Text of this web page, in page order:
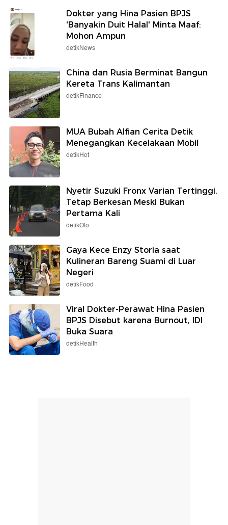
Dokter yang Hina Pasien BPJS
'Banyakin Duit Halal' Minta Maaf:
Mohon Ampun
detikNews
China dan Rusia Berminat Bangun
Kereta Trans Kalimantan
detikFinance
MUA Bubah Alfian Cerita Detik
Menegangkan Kecelakaan Mobil
detikHot
Nyetir Suzuki Fronx Varian Tertinggi,
Tetap Berkesan Meski Bukan
Pertama Kali
detikOto
Gaya Kece Enzy Storia saat
Kulineran Bareng Suami di Luar
Negeri
detikFood
Viral Dokter-Perawat Hina Pasien
BPJS Disebut karena Burnout, IDI
Buka Suara
detikHealth